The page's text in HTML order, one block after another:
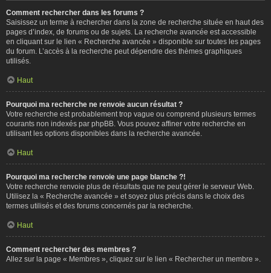
Comment rechercher dans les forums ?
Saisissez un terme à rechercher dans la zone de recherche située en haut des
pages d’index, de forums ou de sujets. La recherche avancée est accessible
en cliquant sur le lien « Recherche avancée » disponible sur toutes les pages
du forum. L’accès à la recherche peut dépendre des thèmes graphiques
utilisés.
Haut
Pourquoi ma recherche ne renvoie aucun résultat ?
Votre recherche est probablement trop vague ou comprend plusieurs termes
courants non indexés par phpBB. Vous pouvez affiner votre recherche en
utilisant les options disponibles dans la recherche avancée.
Haut
Pourquoi ma recherche renvoie une page blanche ?!
Votre recherche renvoie plus de résultats que ne peut gérer le serveur Web.
Utilisez la « Recherche avancée » et soyez plus précis dans le choix des
termes utilisés et des forums concernés par la recherche.
Haut
Comment rechercher des membres ?
Allez sur la page « Membres », cliquez sur le lien « Rechercher un membre ».